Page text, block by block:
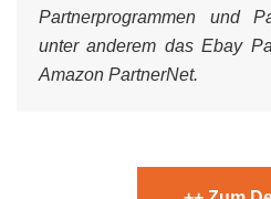
Partnerprogrammen und
unter anderem das Ebay
Amazon PartnerNet.